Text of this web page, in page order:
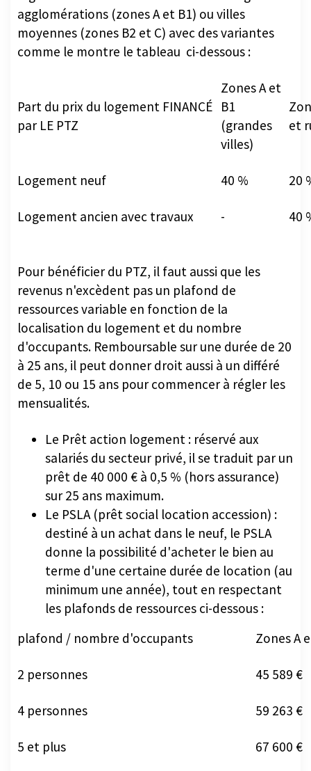
agglomérations (zones A et B1) ou villes
moyennes (zones B2 et C) avec des variantes
comme le montre le tableau ci-dessous :
Part du prix du logement FINANCÉ
par LE PTZ
Zones A et
B1
(grandes
villes)
et
Logement neuf 40 % 20
Logement ancien avec travaux - 40
Pour bénéficier du PTZ, il faut aussi que les
revenus n'excèdent pas un plafond de
ressources variable en fonction de la
localisation du logement et du nombre
d'occupants. Remboursable sur une durée de 20
à 25 ans, il peut donner droit aussi à un différé
de 5, 10 ou 15 ans pour commencer à régler les
mensualités.
Le Prêt action logement : réservé aux
salariés du secteur privé, il se traduit par un
prêt de 40 000 € à 0,5 % (hors assurance)
sur 25 ans maximum.
Le PSLA (prêt social location accession) :
destiné à un achat dans le neuf, le PSLA
donne la possibilité d'acheter le bien au
terme d'une certaine durée de location (au
minimum une année), tout en respectant
les plafonds de ressources ci-dessous :
plafond / nombre d'occupants
Zones A
2 personnes 45 589 €
4 personnes 59 263 €
5 et plus 67 600 €